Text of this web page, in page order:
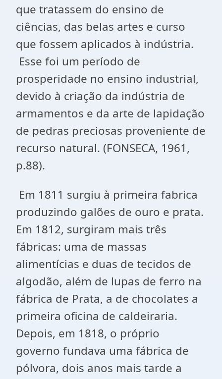
que tratassem do ensino de
ciências, das belas artes e curso
que fossem aplicados à indústria.
Esse foi um período de
prosperidade no ensino industrial,
devido à criação da indústria de
armamentos e da arte de lapidação
de pedras preciosas proveniente de
recurso natural. (FONSECA, 1961,
p.88).
Em 1811 surgiu à primeira fabrica
produzindo galões de ouro e prata.
Em 1812, surgiram mais três
fábricas: uma de massas
alimentícias e duas de tecidos de
algodão, além de lupas de ferro na
fábrica de Prata, a de chocolates a
primeira oficina de caldeiraria.
Depois, em 1818, o próprio
governo fundava uma fábrica de
pólvora, dois anos mais tarde a